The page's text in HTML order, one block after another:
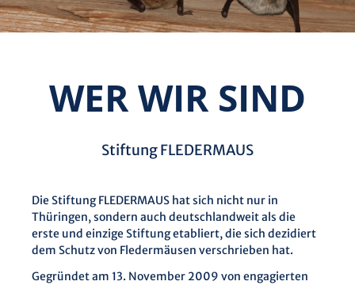
WER WIR SIND
Stiftung FLEDERMAUS
Die Stiftung FLEDERMAUS hat sich nicht nur in
Thüringen, sondern auch deutschlandweit als die
erste und einzige Stiftung etabliert, die sich dezidiert
dem Schutz von Fledermäusen verschrieben hat.
Gegründet am 13. November 2009 von engagierten